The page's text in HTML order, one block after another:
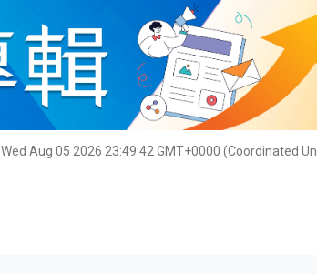
Wed Aug 05 2026 23:49:44 GMT+0000 (Coordinated
名家榜 灼見活動 關於我們